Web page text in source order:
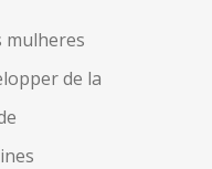
mulheres
de la